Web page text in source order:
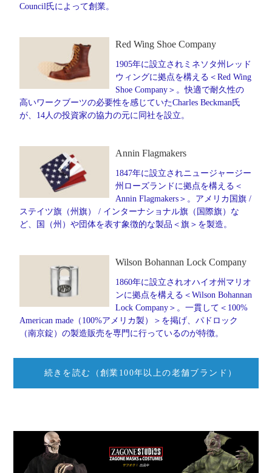
Council氏によって創業。
Red Wing Shoe Company
1905年に設立されミネソタ州レッド
ウィングに拠点を構える＜Red Wing
Shoe Company＞。快適で耐久性の
高いワークブーツの必要性を感じていたCharles Beckman氏
が、14人の投資家の協力の元に同社を設立。
Annin Flagmakers
1847年に設立されニュージャージー
州ローズランドに拠点を構える＜
Annin Flagmakers＞。アメリカ国旗 /
ステイツ旗（州旗） / インターナショナル旗（国際旗）な
ど、国（州）や団体を表す象徴的な製品＜旗＞を製造。
Wilson Bohannan Lock Company
1860年に設立されオハイオ州マリオ
ンに拠点を構える＜Wilson Bohannan
Lock Company＞。一貫して＜100%
American made（100%アメリカ製）＞を掲げ、パドロック
（南京錠）の製造販売を専門に行っているのが特徴。
続きを読む（創業100年以上の老舗ブランド）